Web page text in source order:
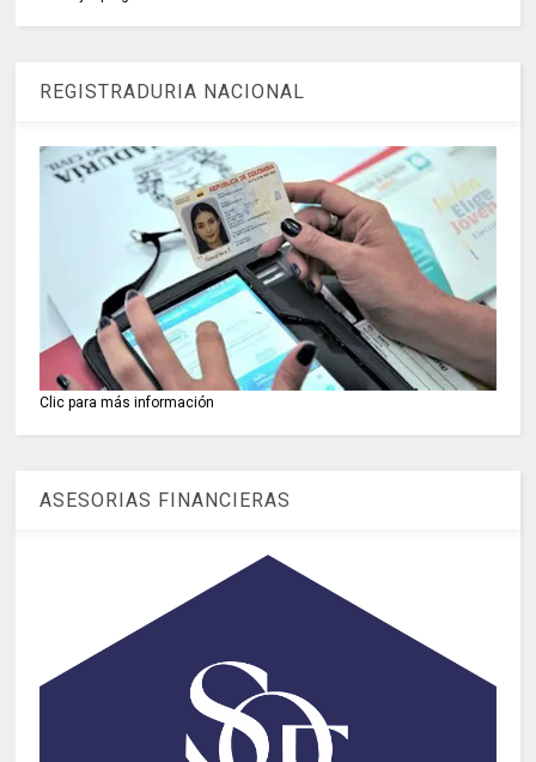
REGISTRADURIA NACIONAL
Clic para más información
ASESORIAS FINANCIERAS